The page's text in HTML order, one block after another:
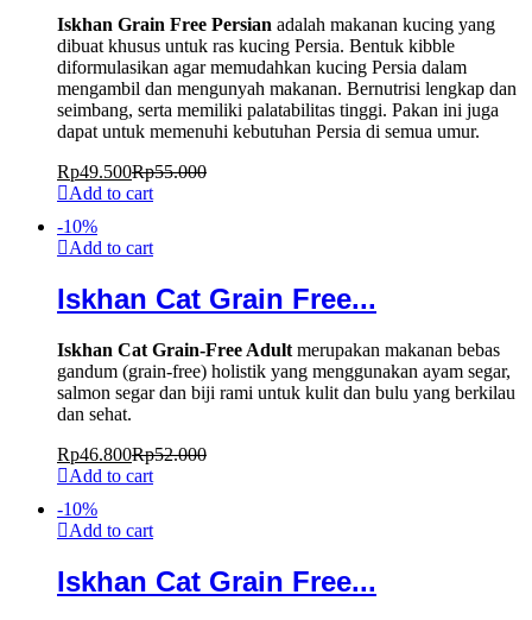
Iskhan Grain Free Persian adalah makanan kucing yang
dibuat khusus untuk ras kucing Persia. Bentuk kibble
diformulasikan agar memudahkan kucing Persia dalam
mengambil dan mengunyah makanan. Bernutrisi lengkap dan
seimbang, serta memiliki palatabilitas tinggi. Pakan ini juga
dapat untuk memenuhi kebutuhan Persia di semua umur.
Rp49.500Rp55.000
Add to cart
-10%
Add to cart
Iskhan Cat Grain Free...
Iskhan Cat Grain-Free Adult merupakan makanan bebas
gandum (grain-free) holistik yang menggunakan ayam segar,
salmon segar dan biji rami untuk kulit dan bulu yang berkilau
dan sehat.
Rp46.800Rp52.000
Add to cart
-10%
Add to cart
Iskhan Cat Grain Free...